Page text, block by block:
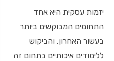
יזמות עסקית היא אחד
התחומים המבוקשים ביותר
בעשור האחרון, והביקוש
ללימודים איכותיים בתחום זה